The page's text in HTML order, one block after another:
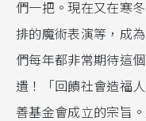
們一把。現在又在寒
排的魔術表演等，成
們每年都非常期待這
遺！「回饋社會造福
善基金會成立的宗旨